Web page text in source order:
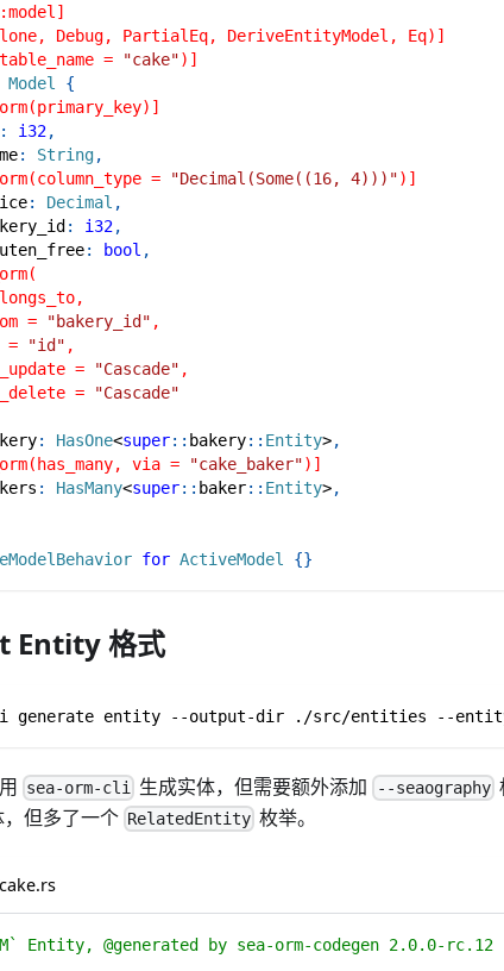
Debug, PartialEq, DeriveEntityModel, Eq)]
=
"cake")]
Model
{
: i32,
: String,
=
"Decimal(Some((16, 4)))")]
: Decimal ,
: i32,
: bool ,
=
"bakery_id" ,
=
"id" ,
=
"Cascade" ,
=
"Cascade"
: HasOne<super:: bakery:: Entity>,
via =
"cake_baker")]
: HasMany<super:: baker:: Entity>,
for ActiveModel {}
Entity 格式
generate entity --output-dir ./src/entities --
sea-orm-cli 生成实体，但需要额外添加 --seaography
但多了一个 RelatedEntity 枚举。
Entity, @generated by sea-orm-codegen 2.0.0-rc.12